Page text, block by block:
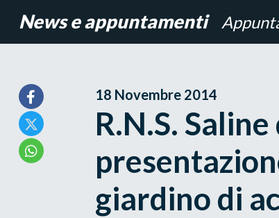
News e appuntamenti
18 Novembre 2014
R.N.S.
giardino di